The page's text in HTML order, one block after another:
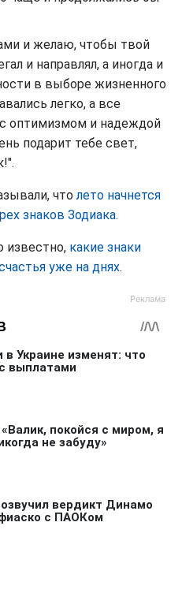
и желаю, чтобы твой
и направлял, а иногда и
в выборе жизненного
легко, а все
оптимизмом и надеждой
подарит тебе свет,
чтолето начнется
знаков Зодиака.
известно, какие знаки
уже на днях.